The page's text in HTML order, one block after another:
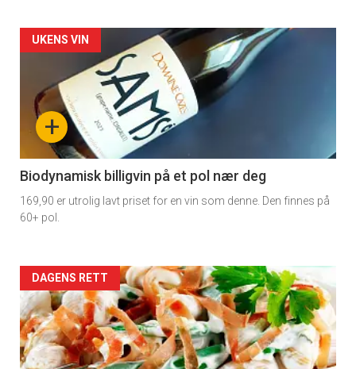
Forsiden
akkurat
nå
4
+
UKENS VIN
Biodynamisk billigvin på et pol nær deg
169,90 er utrolig lavt priset for en vin som denne. Den finnes på
60+ pol.
Forsiden
akkurat
nå
DAGENS RETT